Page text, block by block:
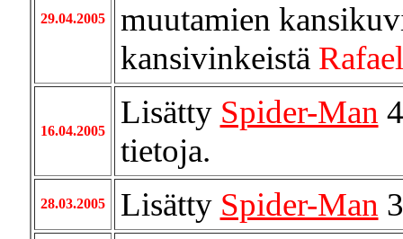
29.04.2005
muutamien
kansivinkeistä
16.04.2005
Lisätty Spider-Man
tietoja.
28.03.2005 Lisätty Spider-Man